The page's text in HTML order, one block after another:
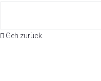
Geh zurück.